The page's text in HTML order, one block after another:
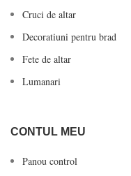
Cruci de altar
Decoratiuni pentru brad
Fete de altar
Lumanari
CONTUL MEU
Panou control